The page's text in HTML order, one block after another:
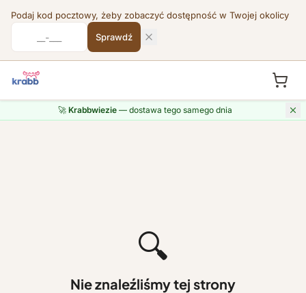
Podaj kod pocztowy, żeby zobaczyć dostępność w Twojej okolicy
Sprawdź
🚀 Krabbwiezie— dostawa tego samego dnia
🔍
Nie znaleźliśmy tej strony